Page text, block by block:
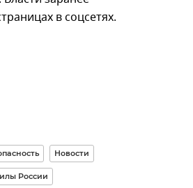
в соцсетях.
Новости
России